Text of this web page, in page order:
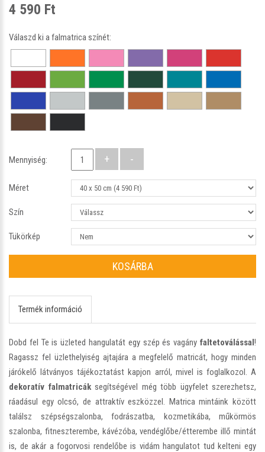
4 590 Ft
Válaszd ki a falmatrica színét:
Mennyiség:
Méret
Szín
Tükörkép
KOSÁRBA
Termék információ
Dobd fel Te is üzleted hangulatát egy szép és vagány faltetoválással!
Ragassz fel üzlethelyiség ajtajára a megfelelő matricát, hogy minden
járókelő látványos tájékoztatást kapjon arról, mivel is foglalkozol. A
dekoratív falmatricáksegítségével még több ügyfelet szerezhetsz,
ráadásul egy olcsó, de attraktív eszközzel. Matrica mintáink között
találsz szépségszalonba, fodrászatba, kozmetikába, műkörmös
szalonba, fitneszterembe, kávézóba, vendéglőbe/étterembe illő mintát
is, de akár a fogorvosi rendelőbe is vidám hangulatot tud kelteni egy